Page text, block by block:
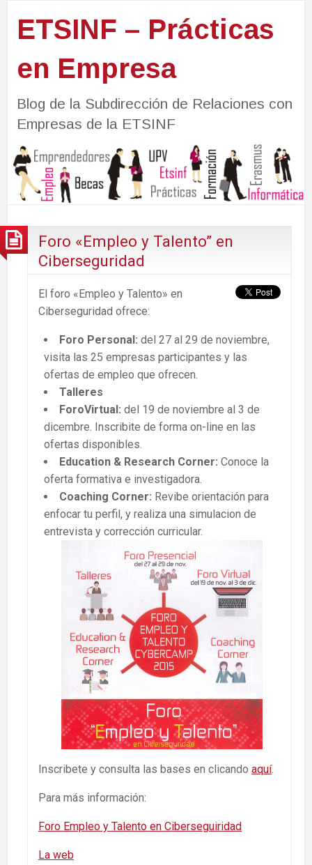
ETSINF – Prácticas
en Empresa
Blog de la Subdirección de Relaciones con
Empresas de la ETSINF
Foro «Empleo y Talento” en
Ciberseguridad
El foro «Empleo y Talento» en
Ciberseguridad ofrece:
Foro Personal: del 27 al 29 de noviembre,
visita las 25 empresas participantes y las
ofertas de empleo que ofrecen.
Talleres
ForoVirtual: del 19 de noviembre al 3 de
dicembre. Inscribite de forma on-line en las
ofertas disponibles.
Education & Research Corner: Conoce la
oferta formativa e investigadora.
Coaching Corner: Revibe orientación para
enfocar tu perfil, y realiza una simulacion de
entrevista y corrección curricular.
Inscribete y consulta las bases en clicando aquí.
Para más información:
Foro Empleo y Talento en Ciberseguiridad
La web